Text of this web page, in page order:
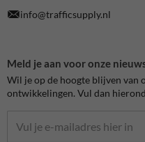
info@trafficsupply.nl
Meld je aan voor onze
Wil je op de hoogte blijven van
ontwikkelingen. Vul dan